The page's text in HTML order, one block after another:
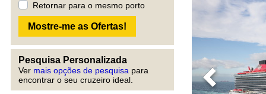
Retornar para o mesmo porto
Pesquisa Personalizada
Ver mais opções de pesquisa para
encontrar o seu cruzeiro ideal.
Previous